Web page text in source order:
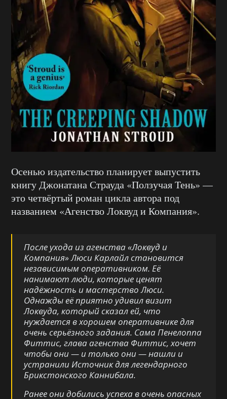
Осенью издательство планирует выпустить
книгу Джонатана Страуда «Ползучая Тень» —
это четвёртый роман цикла автора под
названием «Агенство Локвуд и Компания».
После ухода из агенства «Локвуд и
Компания» Люси Карлайл становится
независимым оперативником. Её
нанимают люди, которые ценят
надёжность и мастерство Люси.
Однажды её приятно удивил визит
Локвуда, который сказал ей, что
нуждается в хорошем оперативнике для
очень серьёзного задания. Сама Пенелоппа
Фиттис, глава агенства Фиттис, хочет
чтобы они — и только они — нашли и
устранили Источник для легендарного
Брикстонского Каннибала.
Ранее они добились успеха в очень опасных